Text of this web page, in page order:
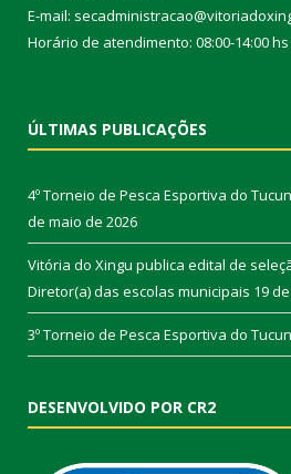
E-mail:
Horário de atendimento: 08:00-14:00
ÚLTIMAS PUBLICAÇÕES
4º Torneio de Pesca Esportiva do
de maio de 2026
Vitória do Xingu publica edital de
Diretor(a) das escolas municipais 19
3º Torneio de Pesca Esportiva do
DESENVOLVIDO POR CR2